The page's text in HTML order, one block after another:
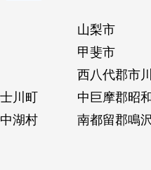
山梨市
甲斐市
西八代郡市
川町 中巨摩郡昭
湖村 南都留郡鳴